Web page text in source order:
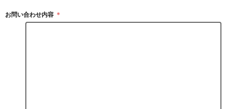
お問い合わせ内容 ＊